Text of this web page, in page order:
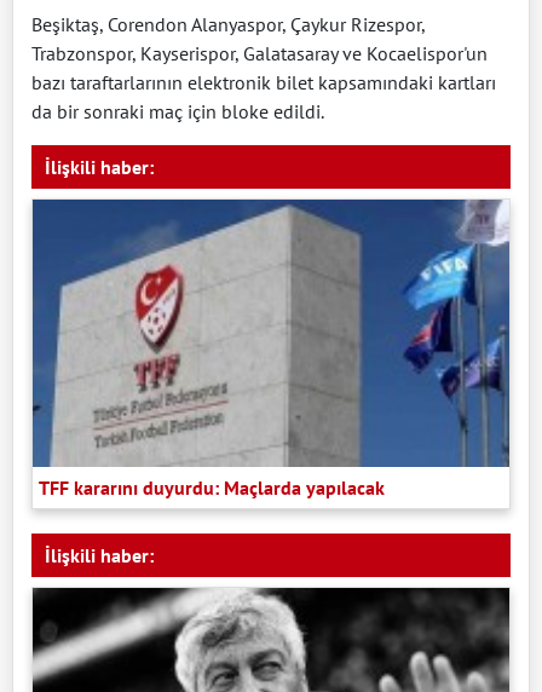
Beşiktaş, Corendon Alanyaspor, Çaykur Rizespor,
Trabzonspor, Kayserispor, Galatasaray ve Kocaelispor'un
bazı taraftarlarının elektronik bilet kapsamındaki kartları
da bir sonraki maç için bloke edildi.
İlişkili haber:
TFF kararını duyurdu: Maçlarda yapılacak
İlişkili haber: